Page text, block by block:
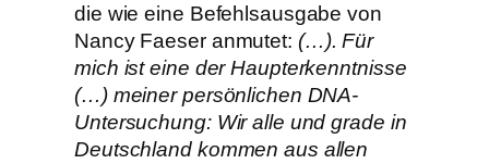
die wie eine Befehlsausgabe von
Nancy Faeser anmutet: (…). Für
mich ist eine der Haupterkenntnisse
(…) meiner persönlichen DNA-
Untersuchung: Wir alle und grade in
Deutschland kommen aus allen